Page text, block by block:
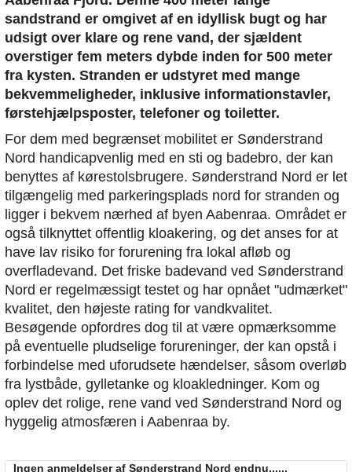
sandstrand er omgivet af en idyllisk bugt og har
udsigt over klare og rene vand, der sjældent
overstiger fem meters dybde inden for 500 meter
fra kysten. Stranden er udstyret med mange
bekvemmeligheder, inklusive informationstavler,
førstehjælpsposter, telefoner og toiletter.
For dem med begrænset mobilitet er Sønderstrand
Nord handicapvenlig med en sti og badebro, der kan
benyttes af kørestolsbrugere. Sønderstrand Nord er let
tilgængelig med parkeringsplads nord for stranden og
ligger i bekvem nærhed af byen Aabenraa. Området er
også tilknyttet offentlig kloakering, og det anses for at
have lav risiko for forurening fra lokal afløb og
overfladevand. Det friske badevand ved Sønderstrand
Nord er regelmæssigt testet og har opnået "udmærket"
kvalitet, den højeste rating for vandkvalitet.
Besøgende opfordres dog til at være opmærksomme
på eventuelle pludselige forureninger, der kan opstå i
forbindelse med uforudsete hændelser, såsom overløb
fra lystbåde, gylletanke og kloakledninger. Kom og
oplev det rolige, rene vand ved Sønderstrand Nord og
hyggelig atmosfæren i Aabenraa by.
Ingen anmeldelser af Sønderstrand Nord endnu......